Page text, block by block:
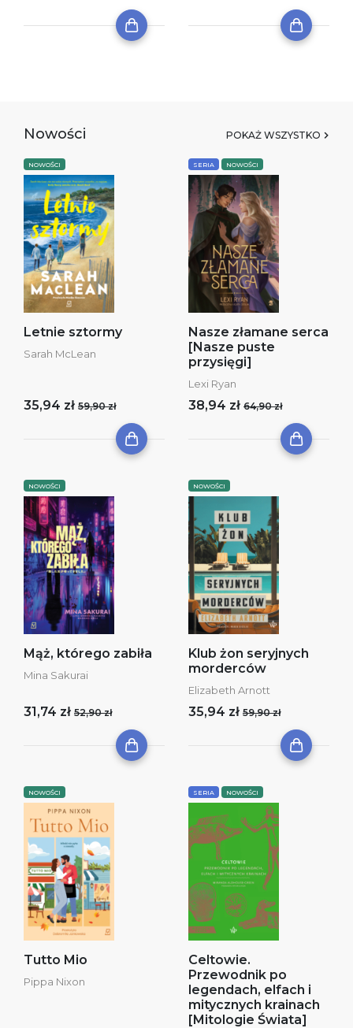
Nowości POKAŻ WSZYSTKO
NOWOŚCI
Letnie sztormy
Sarah McLean
35,94 zł 59,90 zł
SERIA NOWOŚCI
Nasze złamane serca
[Nasze puste
przysięgi]
Lexi Ryan
38,94 zł 64,90 zł
NOWOŚCI
Mąż, którego zabiła
Mina Sakurai
31,74 zł 52,90 zł
NOWOŚCI
Klub żon seryjnych
morderców
Elizabeth Arnott
35,94 zł 59,90 zł
NOWOŚCI
Tutto Mio
Pippa Nixon
SERIA NOWOŚCI
Celtowie.
Przewodnik po
legendach, elfach i
mitycznych krainach
[Mitologie Świata]